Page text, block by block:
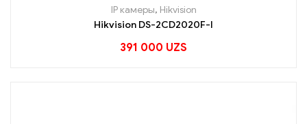
IP камеры, Hikvision
Hikvision DS-2CD2020F-I
391 000 UZS